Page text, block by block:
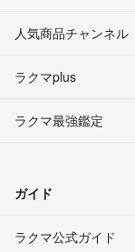
人気商品チャンネル
ラクマplus
ラクマ最強鑑定
ガイド
ラクマ公式ガイド